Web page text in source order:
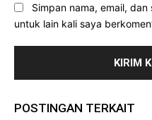
Simpan nama, email,
untuk lain kali saya
POSTINGAN TERKAIT